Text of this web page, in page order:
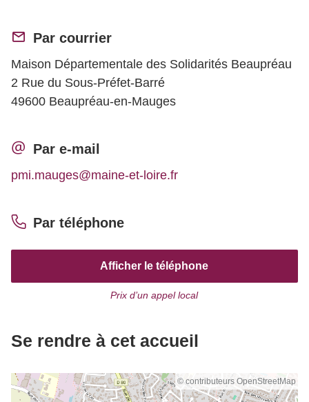
Par courrier
Maison Départementale des Solidarités Beaupréau
2 Rue du Sous-Préfet-Barré
49600 Beaupréau-en-Mauges
Par téléphone
Afficher le téléphone
Prix d’un appel local
Par e-mail
pmi.mauges@maine-et-loire.fr
Se rendre à cet accueil
© contributeurs OpenStreetMap